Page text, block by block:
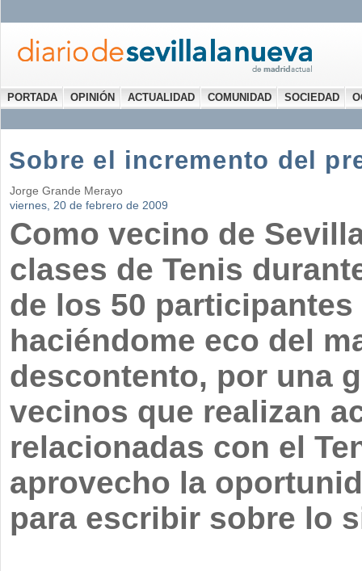
PORTADA OPINIÓN ACTUALIDAD COMUNIDAD SOCIEDAD
Sobre el incremento del
Jorge Grande Merayo
viernes, 20 de febrero de 2009
Como vecino de
clases de Tenis
de los 50
haciéndome eco del
descontento, por una
vecinos que realizan
relacionadas con el
aprovecho la
para escribir sobre lo